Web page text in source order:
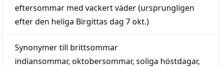
eftersommar med vackertväder(ursprungligen
efter den heliga Birgittas dag 7 okt.)
Synonymer till brittsommar
indiansommar, oktobersommar, soliga höstdagar,